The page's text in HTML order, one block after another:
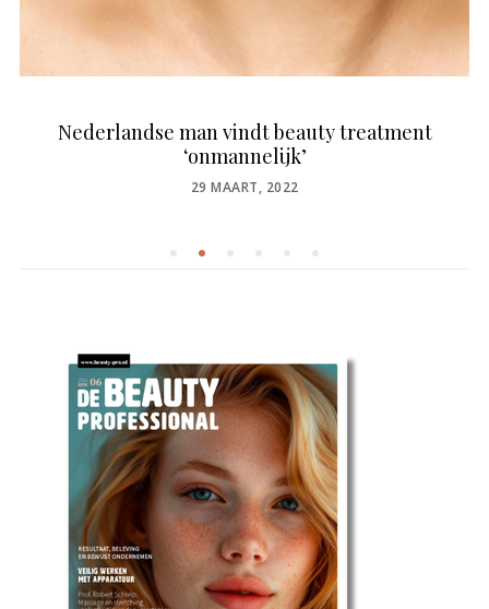
Nederlandse man vindt beauty treatment
‘onmannelijk’
POSTED
29 MAART, 2022